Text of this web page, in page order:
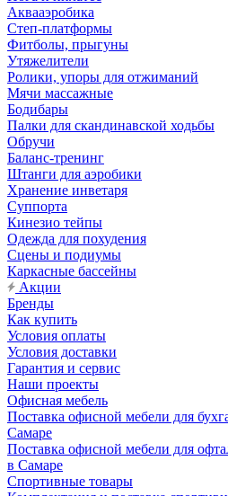
Аквааэробика
Степ-платформы
Фитболы, прыгуны
Утяжелители
Ролики, упоры для отжиманий
Мячи массажные
Бодибары
Палки для скандинавской ходьбы
Обручи
Баланс-тренинг
Штанги для аэробики
Хранение инветаря
Суппорта
Кинезио тейпы
Одежда для похудения
Сцены и подиумы
Каркасные бассейны
Акции
Бренды
Как купить
Условия оплаты
Условия доставки
Гарантия и сервис
Наши проекты
Офисная мебель
Поставка офисной мебели для
Самаре
Поставка офисной мебели для
в Самаре
Спортивные товары